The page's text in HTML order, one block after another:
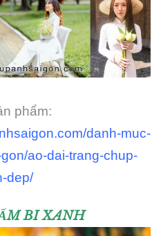
phẩm:
danh-muc-
ao-dai-trang-chup-
dep/
BI XANH